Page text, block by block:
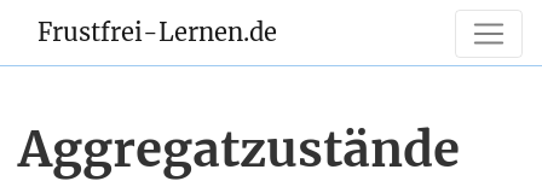
Frustfrei-Lernen.de
Aggregatzustände